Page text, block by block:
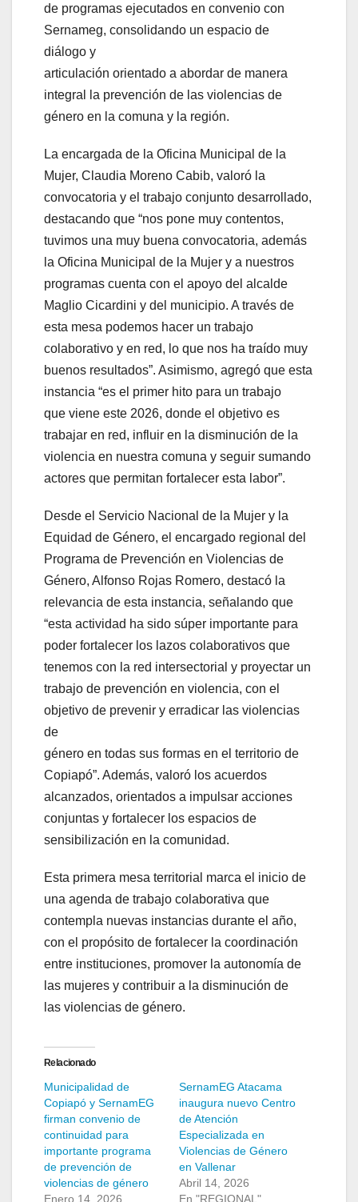
de programas ejecutados en convenio con
Sernameg, consolidando un espacio de
diálogo y
articulación orientado a abordar de manera
integral la prevención de las violencias de
género en la comuna y la región.
La encargada de la Oficina Municipal de la
Mujer, Claudia Moreno Cabib, valoró la
convocatoria y el trabajo conjunto desarrollado,
destacando que “nos pone muy contentos,
tuvimos una muy buena convocatoria, además
la Oficina Municipal de la Mujer y a nuestros
programas cuenta con el apoyo del alcalde
Maglio Cicardini y del municipio. A través de
esta mesa podemos hacer un trabajo
colaborativo y en red, lo que nos ha traído muy
buenos resultados”. Asimismo, agregó que esta
instancia “es el primer hito para un trabajo
que viene este 2026, donde el objetivo es
trabajar en red, influir en la disminución de la
violencia en nuestra comuna y seguir sumando
actores que permitan fortalecer esta labor”.
Desde el Servicio Nacional de la Mujer y la
Equidad de Género, el encargado regional del
Programa de Prevención en Violencias de
Género, Alfonso Rojas Romero, destacó la
relevancia de esta instancia, señalando que
“esta actividad ha sido súper importante para
poder fortalecer los lazos colaborativos que
tenemos con la red intersectorial y proyectar un
trabajo de prevención en violencia, con el
objetivo de prevenir y erradicar las violencias
de
género en todas sus formas en el territorio de
Copiapó”. Además, valoró los acuerdos
alcanzados, orientados a impulsar acciones
conjuntas y fortalecer los espacios de
sensibilización en la comunidad.
Esta primera mesa territorial marca el inicio de
una agenda de trabajo colaborativa que
contempla nuevas instancias durante el año,
con el propósito de fortalecer la coordinación
entre instituciones, promover la autonomía de
las mujeres y contribuir a la disminución de
las violencias de género.
Relacionado
Municipalidad de
Copiapó y SernamEG
firman convenio de
continuidad para
importante programa
de prevención de
violencias de género
Enero 14, 2026
SernamEG Atacama
inaugura nuevo Centro
de Atención
Especializada en
Violencias de Género
en Vallenar
Abril 14, 2026
En "REGIONAL"